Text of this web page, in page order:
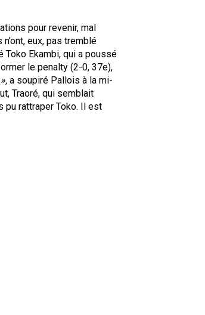
pour revenir, mal
eux, pas tremblé
Toko Ekambi, qui a poussé
le penalty (2-0, 37e),
a soupiré Pallois à la mi-
Traoré, qui semblait
pu rattraper Toko. Il est